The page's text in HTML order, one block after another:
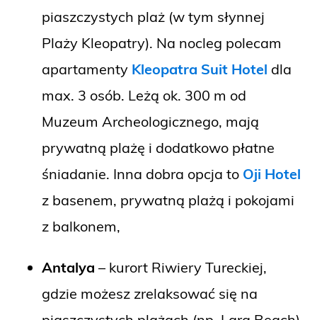
piaszczystych plaż (w tym słynnej
Plaży Kleopatry). Na nocleg polecam
apartamenty Kleopatra Suit Hotel dla
max. 3 osób. Leżą ok. 300 m od
Muzeum Archeologicznego, mają
prywatną plażę i dodatkowo płatne
śniadanie. Inna dobra opcja to Oji Hotel
z basenem, prywatną plażą i pokojami
z balkonem,
Antalya – kurort Riwiery Tureckiej,
gdzie możesz zrelaksować się na